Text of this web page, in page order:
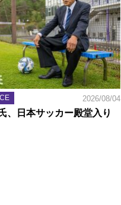
2026/08/04
、日本サッカー殿堂入り